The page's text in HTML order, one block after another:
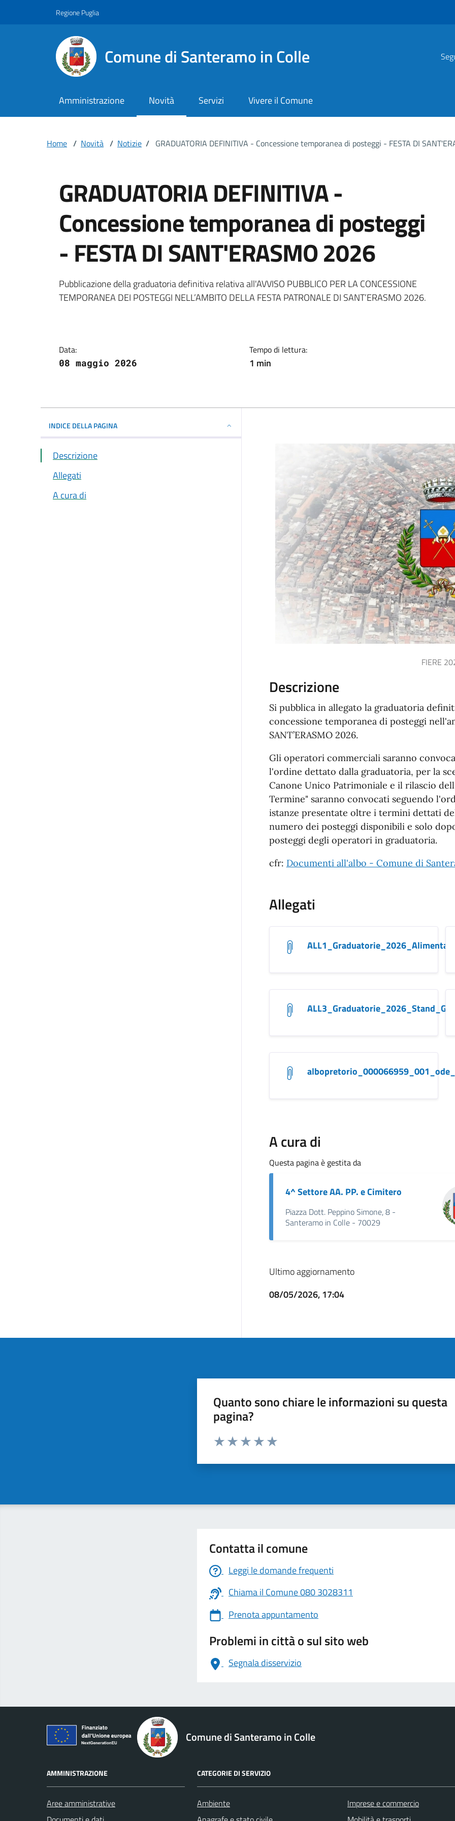
Regione Puglia
Comune di Santeramo in Colle
Amministrazione Novità Servizi Vivere il Comune
Home / Novità / Notizie / GRADUATORIA DEFINITIVA - Concessione temporanea di posteggi - FESTA DI
GRADUATORIA DEFINITIVA -
Concessione temporanea di posteggi
- FESTA DI SANT'ERASMO 2026
Dettagli della notizia
Pubblicazione della graduatoria definitiva relativa all'AVVISO PUBBLICO PER LA CONCESSIONE
TEMPORANEA DEI POSTEGGI NELL’AMBITO DELLA FESTA PATRONALE DI SANT’ERASMO 2026.
Data:
08 maggio 2026
Tempo di lettura:
1 min
INDICE DELLA PAGINA
Descrizione
Allegati
A cura di
FIERE
Descrizione
Si pubblica in allegato la graduatoria
concessione temporanea di posteggi
SANT’ERASMO 2026.
Gli operatori commerciali saranno
l'ordine dettato dalla graduatoria, per la
Canone Unico Patrimoniale e il rilascio
Termine" saranno convocati seguendo
istanze presentate oltre i termini dettati
numero dei posteggi disponibili e solo
posteggi degli operatori in graduatoria.
cfr: Documenti all'albo - Comune di
Allegati
A cura di
Questa pagina è gestita da
4^ Settore AA. PP. e Cimitero
Piazza Dott. Peppino Simone, 8 -
Santeramo in Colle - 70029
Ultimo aggiornamento
08/05/2026, 17:04
Quanto sono chiare le informazioni su questa
pagina?
Valuta da 1 a 5 stelle la pagina
Contatta il comune
Leggi le domande frequenti
Chiama il Comune 080 3028311
Prenota appuntamento
Problemi in città o sul sito web
Segnala disservizio
logo Unione Europea
Comune di Santeramo in Colle
AMMINISTRAZIONE
Aree amministrative
CATEGORIE DI SERVIZIO
Ambiente
Imprese e commercio